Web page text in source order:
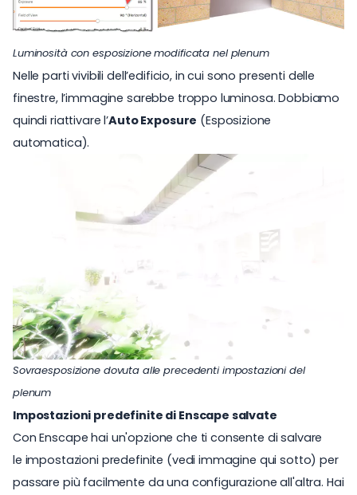
Luminosità con esposizione modificata nel plenum
Nelle parti vivibili dell’edificio, in cui sono presenti delle
finestre, l’immagine sarebbe troppo luminosa. Dobbiamo
quindi riattivare l’Auto Exposure (Esposizione
automatica).
Sovraesposizione dovuta alle precedenti impostazioni del
plenum
Impostazioni predefinite di Enscape salvate
Con Enscape hai un'opzione che ti consente di salvare
le impostazioni predefinite (vedi immagine qui sotto) per
passare più facilmente da una configurazione all'altra. Hai